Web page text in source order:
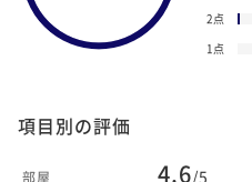
2点
1点
項目別の評価
部屋 4.6/5